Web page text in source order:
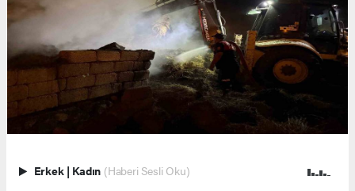
Erkek | Kadın (Haberi Sesli Oku)